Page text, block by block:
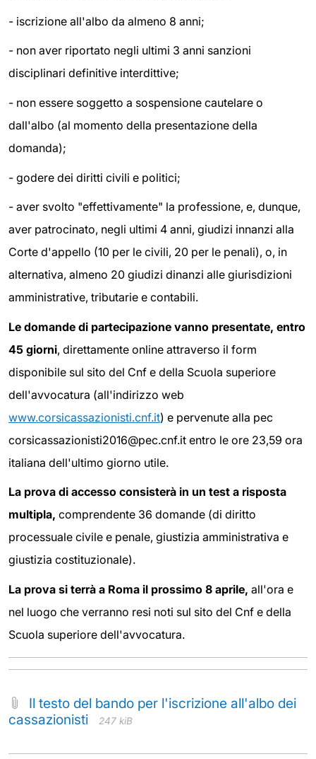
- iscrizione all'albo da almeno 8 anni;
- non aver riportato negli ultimi 3 anni sanzioni
disciplinari definitive interdittive;
- non essere soggetto a sospensione cautelare o
dall'albo (al momento della presentazione della
domanda);
- godere dei diritti civili e politici;
- aver svolto "effettivamente" la professione, e, dunque,
aver patrocinato, negli ultimi 4 anni, giudizi innanzi alla
Corte d'appello (10 per le civili, 20 per le penali), o, in
alternativa, almeno 20 giudizi dinanzi alle giurisdizioni
amministrative, tributarie e contabili.
Le domande di partecipazione vanno presentate, entro
45 giorni, direttamente online attraverso il form
disponibile sul sito del Cnf e della Scuola superiore
dell'avvocatura (all'indirizzo web
www.corsicassazionisti.cnf.it) e pervenute alla pec
corsicassazionisti2016@pec.cnf.it entro le ore 23,59 ora
italiana dell'ultimo giorno utile.
La prova di accesso consisterà in un test a risposta
multipla, comprendente 36 domande (di diritto
processuale civile e penale, giustizia amministrativa e
giustizia costituzionale).
La prova si terrà a Roma il prossimo 8 aprile, all'ora e
nel luogo che verranno resi noti sul sito del Cnf e della
Scuola superiore dell'avvocatura.
Il testo del bando per l'iscrizione all'albo dei
cassazionisti
247 kiB